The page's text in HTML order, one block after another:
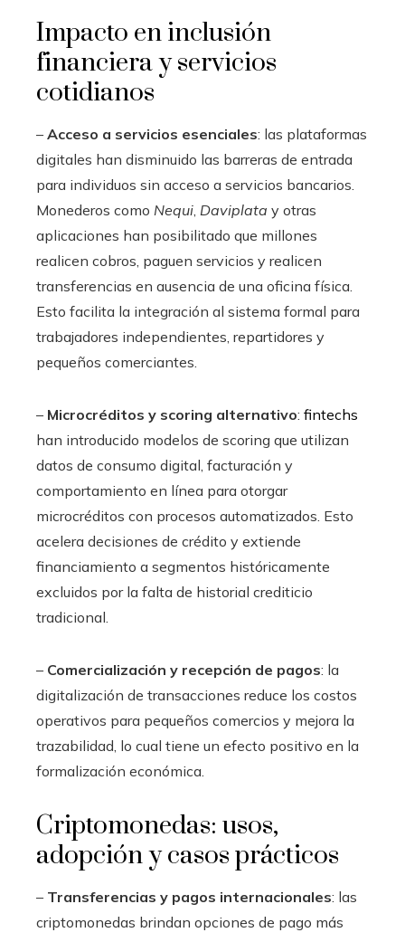
Impacto en inclusión
financiera y servicios
cotidianos
– Acceso a servicios esenciales: las plataformas
digitales han disminuido las barreras de entrada
para individuos sin acceso a servicios bancarios.
Monederos como Nequi Daviplata y otras
aplicaciones han posibilitado que millones
realicen cobros, paguen servicios y realicen
transferencias en ausencia de una oficina física.
Esto facilita la integración al sistema formal para
trabajadores independientes, repartidores y
pequeños comerciantes.
– Microcréditos y scoring alternativo: fintechs
han introducido modelos de scoring que utilizan
datos de consumo digital, facturación y
comportamiento en línea para otorgar
microcréditos con procesos automatizados. Esto
acelera decisiones de crédito y extiende
financiamiento a segmentos históricamente
excluidos por la falta de historial crediticio
tradicional.
– Comercialización y recepción de pagos: la
digitalización de transacciones reduce los costos
operativos para pequeños comercios y mejora la
trazabilidad, lo cual tiene un efecto positivo en la
formalización económica.
Criptomonedas: usos,
adopción y casos prácticos
– Transferencias y pagos internacionales: las
criptomonedas brindan opciones de pago más